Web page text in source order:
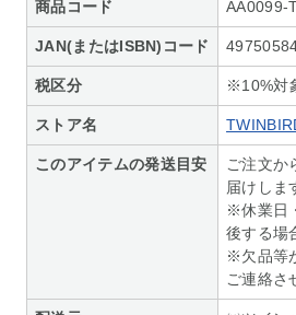
商品コード AA0099-
JAN(またはISBN)コード
税区分 ※10%対
ストア名
このアイテムの発送目安
ご注文か
届けしま
※休業日
後する場
※欠品等
ご連絡さ